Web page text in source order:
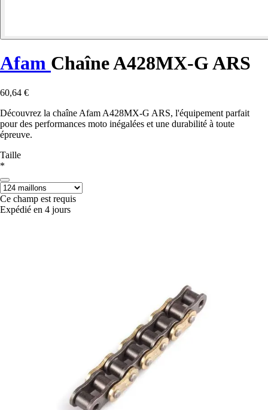
Afam Chaîne A428MX-G ARS
60,64 €
Découvrez la chaîne Afam A428MX-G ARS, l'équipement parfait
pour des performances moto inégalées et une durabilité à toute
épreuve.
Taille
*
Ce champ est requis
Expédié en 4 jours